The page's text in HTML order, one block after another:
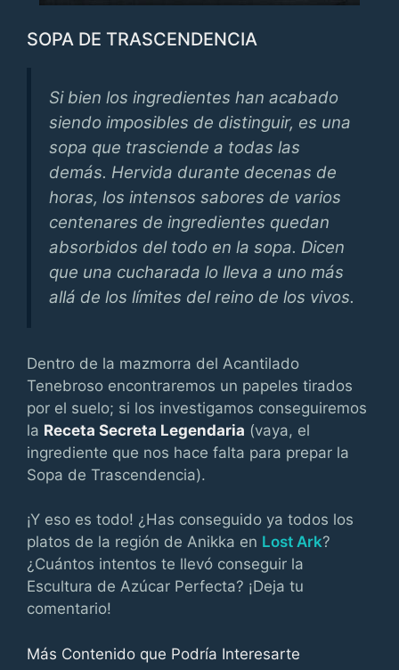
SOPA DE TRASCENDENCIA
Si bien los ingredientes han acabado
siendo imposibles de distinguir, es una
sopa que trasciende a todas las
demás. Hervida durante decenas de
horas, los intensos sabores de varios
centenares de ingredientes quedan
absorbidos del todo en la sopa. Dicen
que una cucharada lo lleva a uno más
allá de los límites del reino de los vivos.
Dentro de la mazmorra del Acantilado
Tenebroso encontraremos un papeles tirados
por el suelo; si los investigamos conseguiremos
la Receta Secreta Legendaria (vaya, el
ingrediente que nos hace falta para prepar la
Sopa de Trascendencia).
¡Y eso es todo! ¿Has conseguido ya todos los
platos de la región de Anikka en Lost Ark?
¿Cuántos intentos te llevó conseguir la
Escultura de Azúcar Perfecta? ¡Deja tu
comentario!
Más Contenido que Podría Interesarte